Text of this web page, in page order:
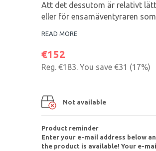
Att det dessutom är relativt
eller för ensamäventyraren
READ MORE
€152
Reg. €183. You save €31 (17%)
Not available
Product reminder
Enter your e-mail address below
the product is available! Your e-